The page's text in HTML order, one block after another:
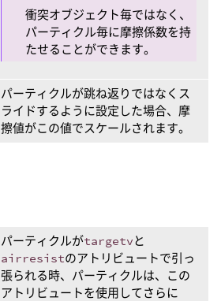
衝突オブジェクト毎ではなく、
パーティクル毎に摩擦係数を持
たせることができます。
パーティクルが跳ね返りではなくス
ライドするように設定した場合、摩
擦値がこの値でスケールされます。
パーティクルがtargetvと
airresistのアトリビュートで引っ
張られる時、パーティクルは、この
アトリビュートを使用してさらに